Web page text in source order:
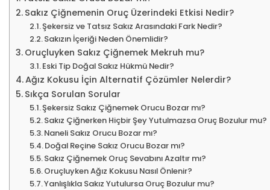
Sakız Çiğnemenin Oruç Üzerindeki Etkisi Nedir?
Şekersiz ve Tatsız Sakız Arasındaki Fark Nedir?
Sakızın İçeriği Neden Önemlidir?
Oruçluyken Sakız Çiğnemek Mekruh mu?
Eski Tip Doğal Sakız Hükmü Nedir?
Ağız Kokusu İçin Alternatif Çözümler Nelerdir?
Sıkça Sorulan Sorular
Şekersiz Sakız Çiğnemek Orucu Bozar mı?
Sakız Çiğnerken Hiçbir Şey Yutulmazsa Oruç Bozulur mu?
Naneli Sakız Orucu Bozar mı?
Doğal Reçine Sakız Orucu Bozar mı?
Sakız Çiğnemek Oruç Sevabını Azaltır mı?
Oruçluyken Ağız Kokusu Nasıl Önlenir?
Yanlışlıkla Sakız Yutulursa Oruç Bozulur mu?